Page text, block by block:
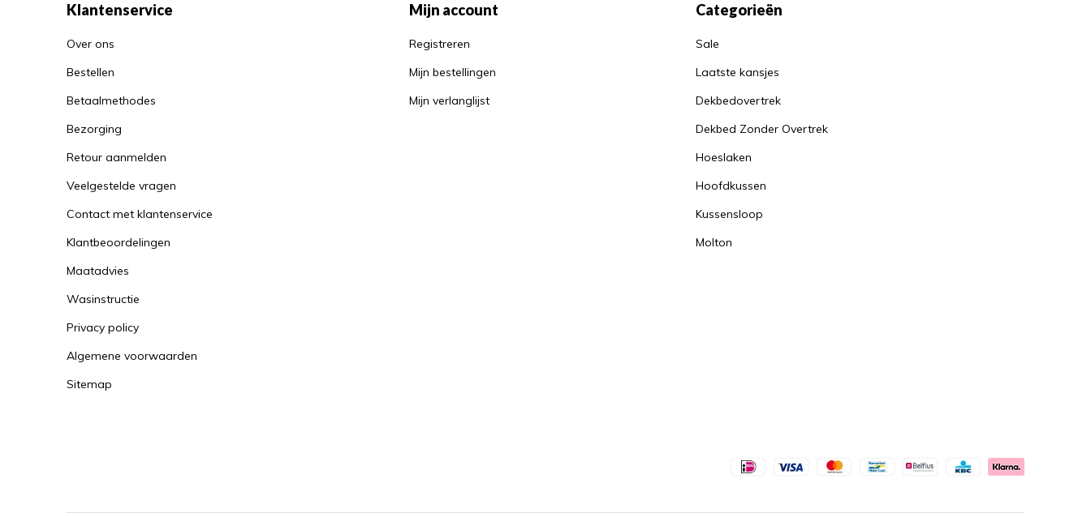
Klantenservice
Over ons
Bestellen
Betaalmethodes
Bezorging
Retour aanmelden
Veelgestelde vragen
Contact met klantenservice
Klantbeoordelingen
Maatadvies
Wasinstructie
Privacy policy
Algemene voorwaarden
Sitemap
Mijn account
Registreren
Mijn bestellingen
Mijn verlanglijst
Categorieën
Sale
Laatste kansjes
Dekbedovertrek
Dekbed Zonder Overtrek
Hoeslaken
Hoofdkussen
Kussensloop
Molton